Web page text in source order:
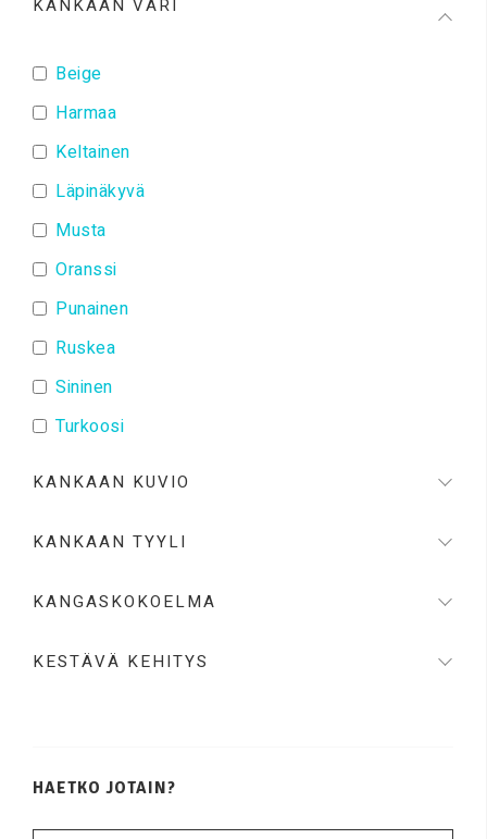
KANKAAN VÄRI
Beige
Harmaa
Keltainen
Läpinäkyvä
Musta
Oranssi
Punainen
Ruskea
Sininen
Turkoosi
Vihreä
KANKAAN KUVIO
KANKAAN TYYLI
KANGASKOKOELMA
KESTÄVÄ KEHITYS
HAETKO JOTAIN?